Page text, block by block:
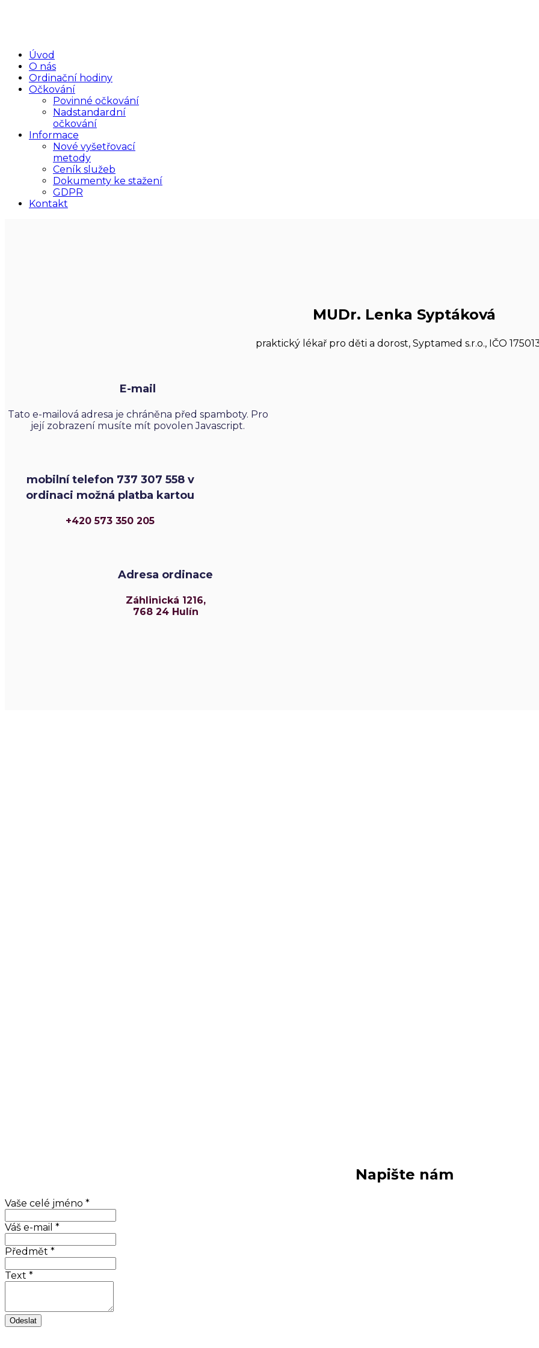
Úvod
O nás
Ordinační hodiny
Očkování
Povinné očkování
Nadstandardní
očkování
Informace
Nové vyšetřovací
metody
Ceník služeb
Dokumenty ke stažení
GDPR
Kontakt
MUDr. Lenka Syptáková
praktický lékař pro děti a dorost, Syptamed s.r.o., IČO
E-mail
Tato e-mailová adresa je chráněna před spamboty. Pro
její zobrazení musíte mít povolen Javascript.
mobilní telefon 737 307 558 v
ordinaci možná platba kartou
+420 573 350 205
Adresa ordinace
Záhlinická 1216,
768 24 Hulín
Napište nám
Vaše celé jméno *
Váš e-mail *
Předmět *
Text *
Odeslat